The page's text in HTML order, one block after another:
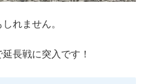
れません。
長戦に突入です！